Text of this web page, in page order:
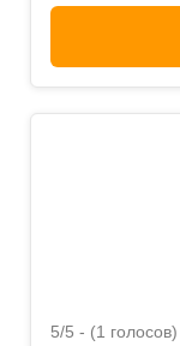
5/5 - (1 голосов)